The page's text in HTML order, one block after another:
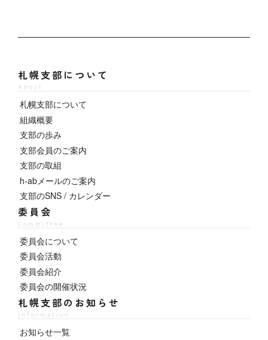
札幌支部について
About
札幌支部について
組織概要
支部の歩み
支部会員のご案内
支部の取組
h-abメールのご案内
支部のSNS / カレンダー
委員会
Committee
委員会について
委員会活動
委員会紹介
委員会の開催状況
札幌支部のお知らせ
Information
お知らせ一覧